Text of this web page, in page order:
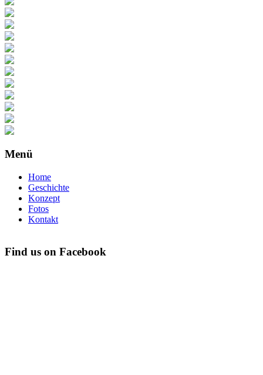
Menü
Home
Geschichte
Konzept
Fotos
Kontakt
Find us on Facebook